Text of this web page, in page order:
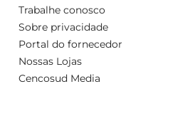
Trabalhe conosco
Sobre privacidade
Portal do fornecedor
Nossas Lojas
Cencosud Media